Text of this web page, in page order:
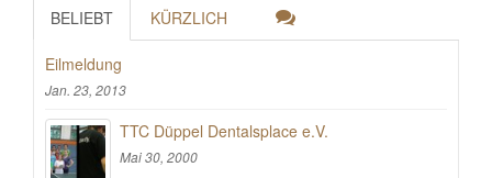
BELIEBT KÜRZLICH
Eilmeldung
Jan. 23, 2013
TTC Düppel Dentalsplace e.V.
Mai 30, 2000